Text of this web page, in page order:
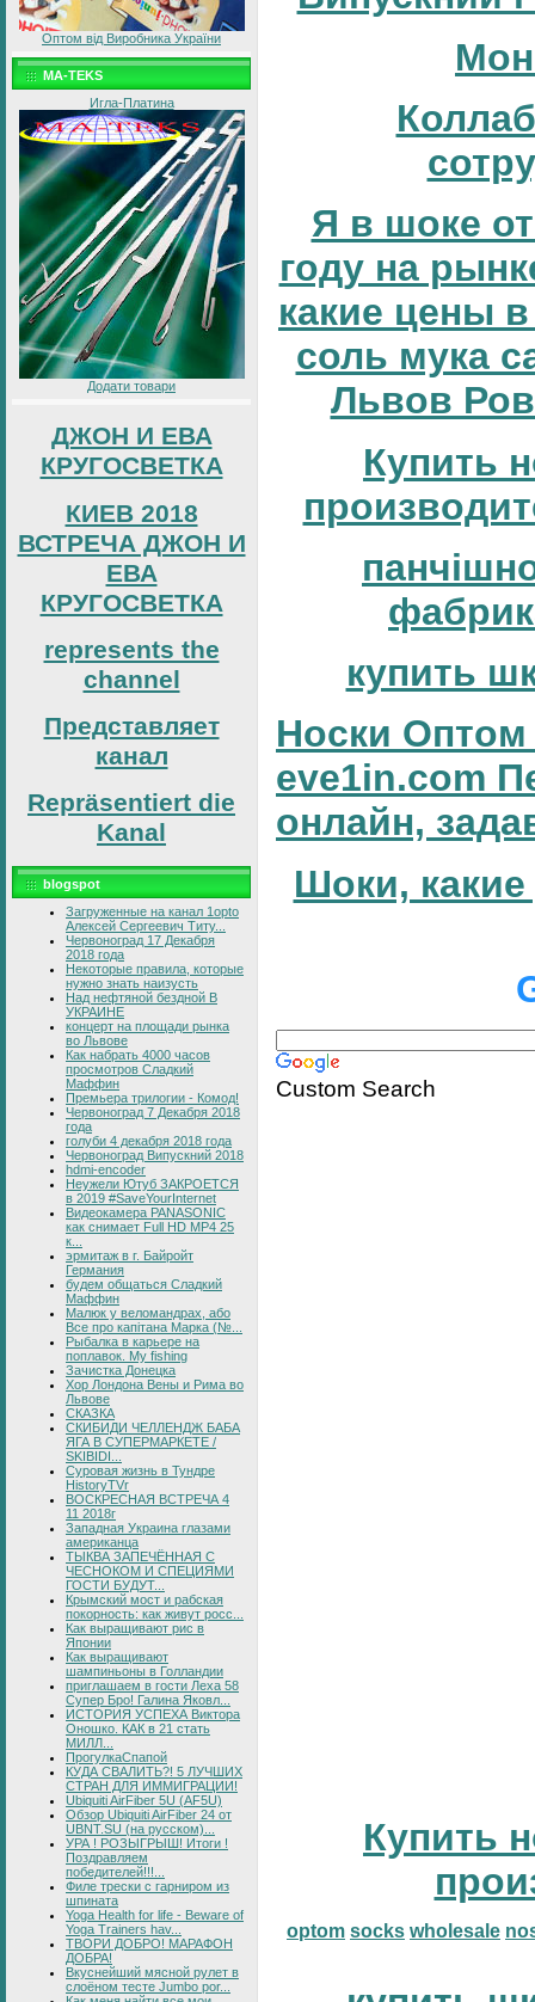
Оптом від Виробника України
MA-TEKS
Игла-Платина
Додати товари
ДЖОН И ЕВА
КРУГОСВЕТКА
КИЕВ 2018
ВСТРЕЧА ДЖОН И
ЕВА
КРУГОСВЕТКА
represents the
channel
Представляет
канал
Repräsentiert die
Kanal
blogspot
Загруженные на канал 1opto
Алексей Сергеевич Титу...
Червоноград 17 Декабря
2018 года
Некоторые правила, которые
нужно знать наизусть
Над нефтяной бездной В
УКРАИНЕ
концерт на площади рынка
во Львове
Как набрать 4000 часов
просмотров Сладкий
Маффин
Премьера трилогии - Комод!
Червоноград 7 Декабря 2018
года
голуби 4 декабря 2018 года
Червоноград Випускний 2018
hdmi-encoder
Неужели Ютуб ЗАКРОЕТСЯ
в 2019 #SaveYourInternet
Видеокамера PANASONIC
как снимает Full HD MP4 25
к...
эрмитаж в г. Байройт
Германия
будем общаться Сладкий
Маффин
Малюк у веломандрах, або
Все про капітана Марка (№...
Рыбалка в карьере на
поплавок. My fishing
Зачистка Донецка
Хор Лондона Вены и Рима во
Львове
СКАЗКА
СКИБИДИ ЧЕЛЛЕНДЖ БАБА
ЯГА В СУПЕРМАРКЕТЕ /
SKIBIDI...
Суровая жизнь в Тундре
HistoryTVr
ВОСКРЕСНАЯ ВСТРЕЧА 4
11 2018г
Западная Украина глазами
американца
ТЫКВА ЗАПЕЧЁННАЯ С
ЧЕСНОКОМ И СПЕЦИЯМИ
ГОСТИ БУДУТ...
Крымский мост и рабская
покорность: как живут росс...
Как выращивают рис в
Японии
Как выращивают
шампиньоны в Голландии
приглашаем в гости Леха 58
Супер Бро! Галина Яковл...
ИСТОРИЯ УСПЕХА Виктора
Оношко. КАК в 21 стать
МИЛЛ...
ПрогулкаСпапой
КУДА СВАЛИТЬ?! 5 ЛУЧШИХ
СТРАН ДЛЯ ИММИГРАЦИИ!
Ubiquiti AirFiber 5U (AF5U)
Обзор Ubiquiti AirFiber 24 от
UBNT.SU (на русском)...
УРА ! РОЗЫГРЫШ! Итоги !
Поздравляем
победителей!!!...
Филе трески с гарниром из
шпината
Yoga Health for life - Beware of
Yoga Trainers hav...
ТВОРИ ДОБРО! МАРАФОН
ДОБРА!
Вкуснейший мясной рулет в
слоёном тесте Jumbo por...
Я в шоке
году на
какие цены
соль мука
Львов
Купить
купить
Носки Оптом
eve1in.com
онлайн,
Шоки, какие
Custom Search
Купить
optom socks wholesale